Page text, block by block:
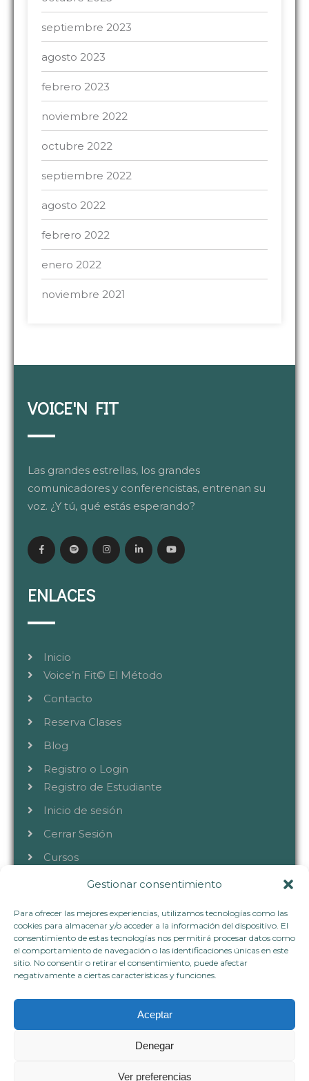
Gestionar consentimiento
Para ofrecer las mejores experiencias, utilizamos tecnologías como las
cookies para almacenar y/o acceder a la información del dispositivo. El
consentimiento de estas tecnologías nos permitirá procesar datos como
el comportamiento de navegación o las identificaciones únicas en este
sitio. No consentir o retirar el consentimiento, puede afectar
negativamente a ciertas características y funciones.
Aceptar
Denegar
Ver preferencias
septiembre 2023
agosto 2023
febrero 2023
noviembre 2022
octubre 2022
septiembre 2022
agosto 2022
febrero 2022
enero 2022
noviembre 2021
VOICE'N FIT
Las grandes estrellas, los grandes
comunicadores y conferencistas, entrenan su
voz. ¿Y tú, qué estás esperando?
ENLACES
Inicio
Voice’n Fit© El Método
Contacto
Reserva Clases
Blog
Registro o Login
Registro de Estudiante
Inicio de sesión
Cerrar Sesión
Cursos
CONTACTA
+34 633 40 72 80
hablemos@vivianaflorez.com